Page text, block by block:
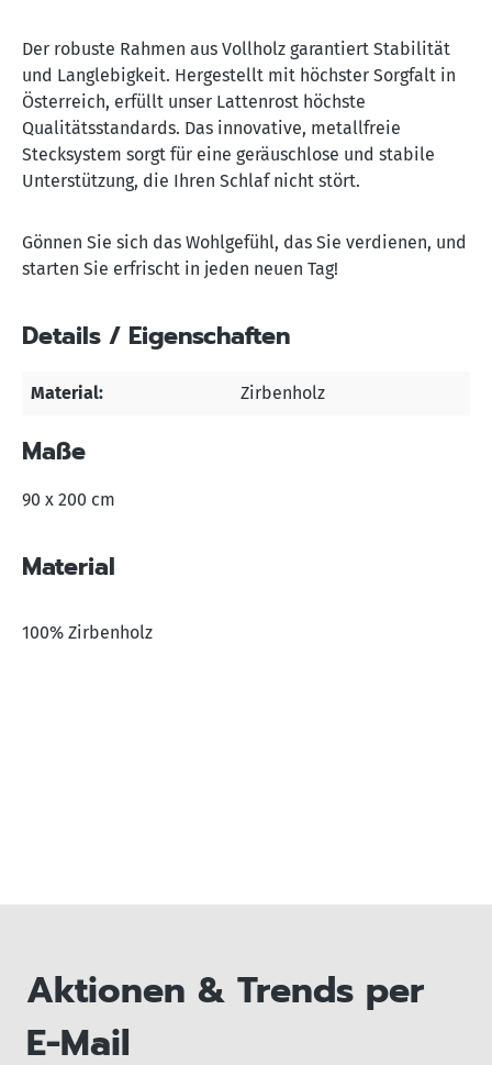
Der robuste Rahmen aus Vollholz garantiert Stabilität
und Langlebigkeit. Hergestellt mit höchster Sorgfalt in
Österreich, erfüllt unser Lattenrost höchste
Qualitätsstandards. Das innovative, metallfreie
Stecksystem sorgt für eine geräuschlose und stabile
Unterstützung, die Ihren Schlaf nicht stört.
Gönnen Sie sich das Wohlgefühl, das Sie verdienen, und
starten Sie erfrischt in jeden neuen Tag!
Details / Eigenschaften
Material: Zirbenholz
Maße
90 x 200 cm
Material
100% Zirbenholz
Aktionen & Trends per
E-Mail